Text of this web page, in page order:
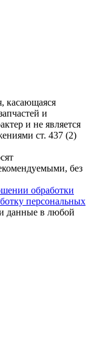
касающаяся
и
и не является
ст. 437 (2)
без
обработки
персональных
данные в любой